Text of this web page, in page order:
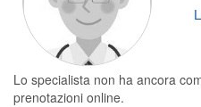
Messina (ME)
Ricerca
Consulti online
(su medicitalia.it)
Lo specialista non ha ancora
prenotazioni online.